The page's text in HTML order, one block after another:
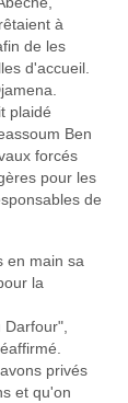
à
de les
d'accueil.
plaidé
Ben
forcés
pour les
de
en main sa
la
Darfour",
privés
et qu'on